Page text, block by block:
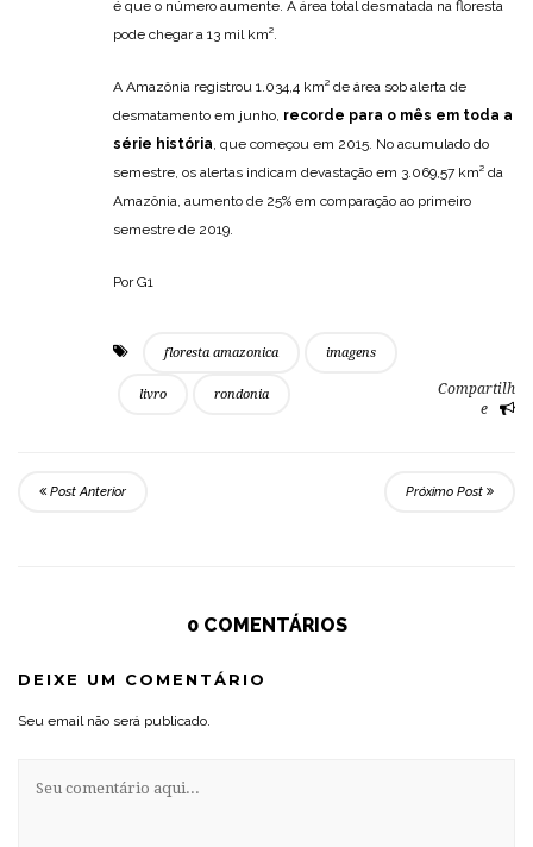
é que o número aumente. A área total desmatada na floresta
pode chegar a 13 mil km².
A Amazônia registrou 1.034,4 km² de área sob alerta de
desmatamento em junho, recorde para o mês em toda a
série história, que começou em 2015. No acumulado do
semestre, os alertas indicam devastação em 3.069,57 km² da
Amazônia, aumento de 25% em comparação ao primeiro
semestre de 2019.
Por G1
floresta amazonica imagens
livro rondonia
Compartilh
e
Post Anterior Próximo Post
0 COMENTÁRIOS
DEIXE UM COMENTÁRIO
Seu email não será publicado.